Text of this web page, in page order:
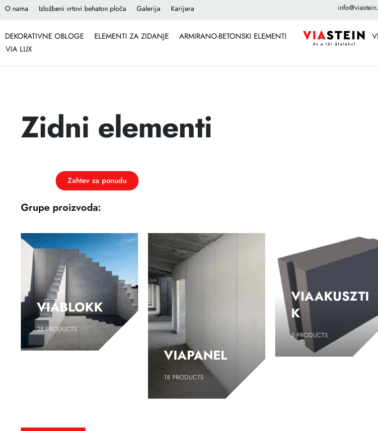
O nama Izložbeni vrtovi behaton ploča Galerija Karijera
DEKORATIVNE OBLOGE ELEMENTI ZA ZIDANJE
ARMIRANO-BETONSKI ELEMENTI
VIA LUX
Zidni elementi
Zahtev za ponudu
Grupe proizvoda:
VIABLOKK
28PRODUCTS
VIAPANEL
18 PRODUCTS
VIAAKUSZTI
K
5 PRODUCTS